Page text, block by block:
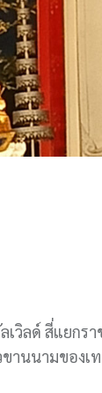
วิลด์ สี่แยกร
นนามของเ